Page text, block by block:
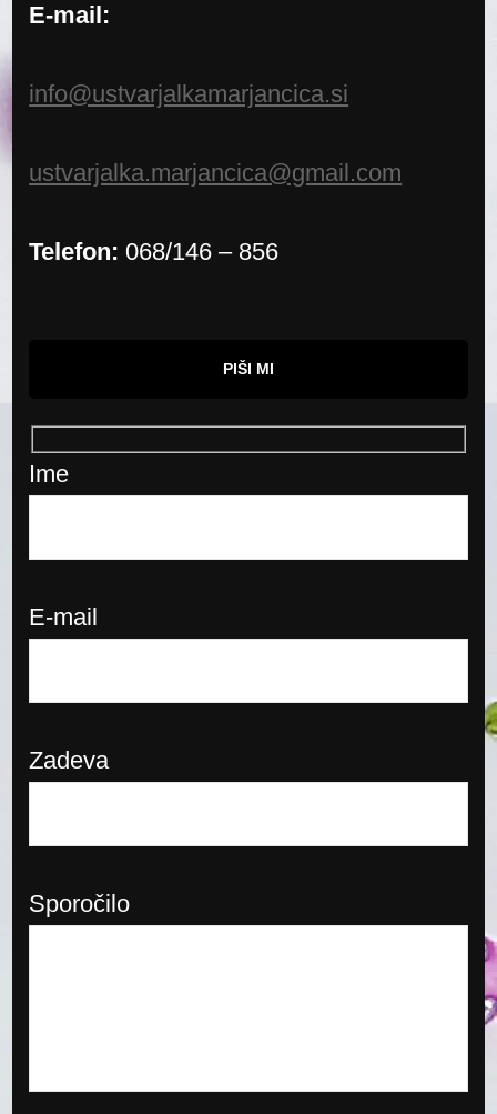
E-mail:
info@ustvarjalkamarjancica.si
ustvarjalka.marjancica@gmail.com
Telefon:068/146 – 856
PIŠI MI
Ime
E-mail
Zadeva
Sporočilo